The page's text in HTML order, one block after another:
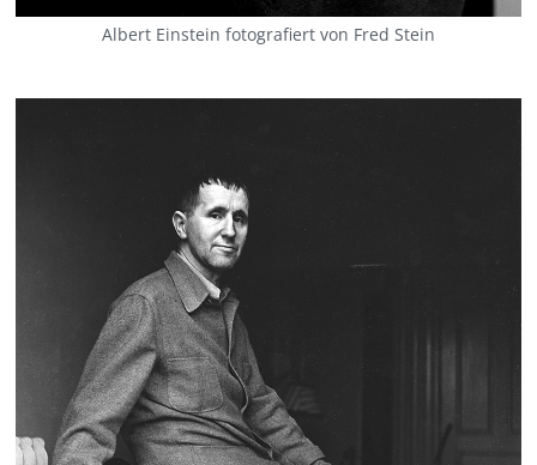
Albert Einstein fotografiert von Fred Stein